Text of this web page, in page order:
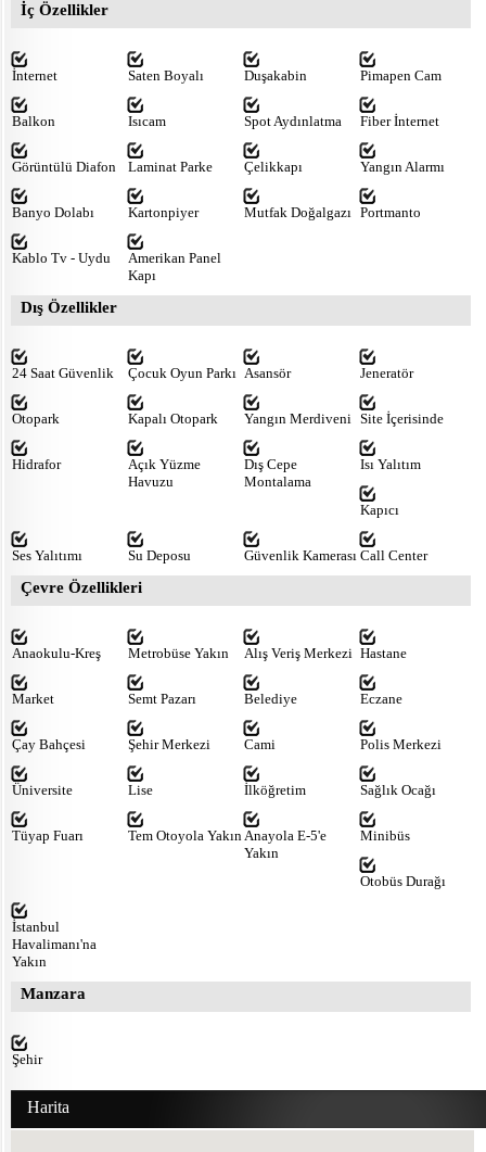
İç Özellikler
İnternet Saten Boyalı Duşakabin Pimapen Cam
Balkon Isıcam Spot Aydınlatma Fiber İnternet
Görüntülü Diafon Laminat Parke Çelikkapı Yangın Alarmı
Banyo Dolabı Kartonpiyer Mutfak Doğalgazı Portmanto
Kablo Tv - Uydu
Amerikan Panel
Kapı
Dış Özellikler
24 Saat Güvenlik Çocuk Oyun Parkı Asansör Jeneratör
Otopark Kapalı Otopark Yangın Merdiveni Site İçerisinde
Hidrafor
Açık Yüzme
Havuzu
Dış Cepe
Montalama
Isı Yalıtım
Kapıcı
Ses Yalıtımı Su Deposu Güvenlik Kamerası Call Center
Çevre Özellikleri
Anaokulu-Kreş Metrobüse Yakın Alış Veriş Merkezi Hastane
Market Semt Pazarı Belediye Eczane
Çay Bahçesi Şehir Merkezi Cami Polis Merkezi
Üniversite Lise İlköğretim Sağlık Ocağı
Tüyap Fuarı Tem Otoyola Yakın Anayola E-5'e
Yakın
Minibüs
Otobüs Durağı
İstanbul
Havalimanı'na
Yakın
Manzara
Şehir
Harita